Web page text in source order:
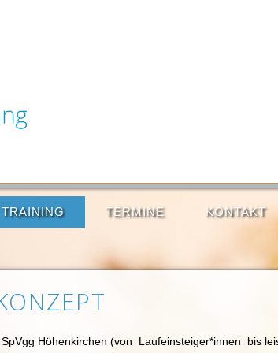
TRAINING TERMINE KONTAKT
Höhenkirchen (von Laufeinsteiger*innen bis